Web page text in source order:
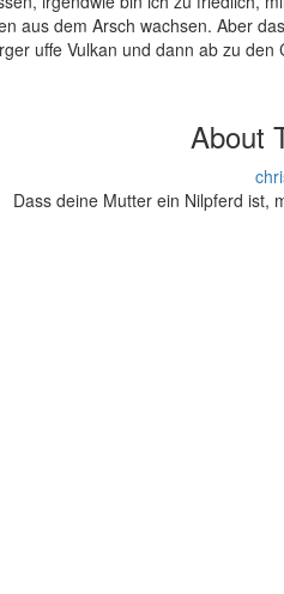
aus dem Arsch wachsen. Aber
uffe Vulkan und dann ab zu den
About
Dass deine Mutter ein Nilpferd ist,